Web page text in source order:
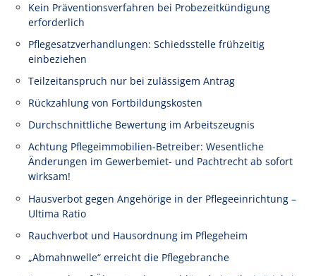
Kein Präventionsverfahren bei Probezeitkündigung
erforderlich
Pflegesatzverhandlungen: Schiedsstelle frühzeitig
einbeziehen
Teilzeitanspruch nur bei zulässigem Antrag
Rückzahlung von Fortbildungskosten
Durchschnittliche Bewertung im Arbeitszeugnis
Achtung Pflegeimmobilien-Betreiber: Wesentliche
Änderungen im Gewerbemiet- und Pachtrecht ab sofort
wirksam!
Hausverbot gegen Angehörige in der Pflegeeinrichtung –
Ultima Ratio
Rauchverbot und Hausordnung im Pflegeheim
„Abmahnwelle“ erreicht die Pflegebranche